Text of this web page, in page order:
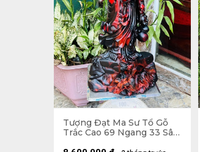
Tượng Đạt Ma Sư Tổ Gỗ
Trắc Cao 69 Ngang 33 Sâu